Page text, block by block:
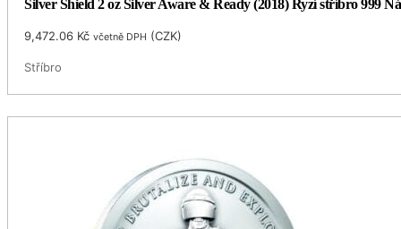
Silver Shield 2 oz Silver Aware & Ready (2018) Ryzí stříbro 999
9,472.06 Kč včetně DPH (CZK)
Stříbro